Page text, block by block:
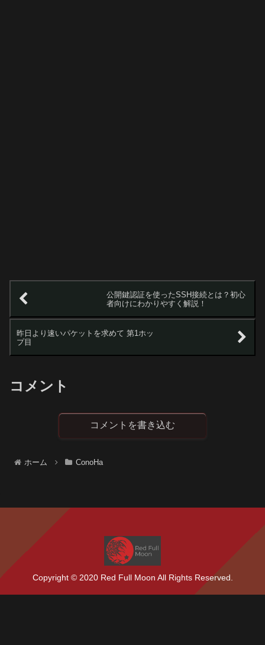
公開鍵認証を使ったSSH接続とは？初心
者向けにわかりやすく解説！
昨日より速いパケットを求めて 第1ホッ
プ目
コメント
コメントを書き込む
ホーム ConoHa
Copyright © 2020 Red Full Moon All Rights Reserved.